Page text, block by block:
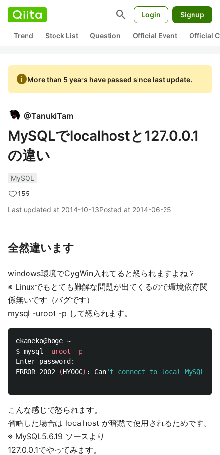
search Login Signup
Trend Stock List Question Official Event Official
infoMore than 5 years have passed since last update.
@TanukiTam
MySQLでlocalhostと127.0.0.1
の違い
MySQL
155
Last updated at 2014-10-13Posted at 2014-06-25
全然違います
windows環境でCygWin入れてると怒られますよね？
※ Linuxでもとても難解な問題が出てくるので環境依存関
係無いです（バグです）
mysql -uroot -p して怒られます。
$ mysql -uroot
-p
Enter password:
ERROR 2002
(HY000) : Can't connect to local MySQL
こんな感じで怒られます。
省略した場合は localhost が暗黙で使用されるためです。
※ MySQL5.6.19 ソースより
127.0.0.1でやってみます。